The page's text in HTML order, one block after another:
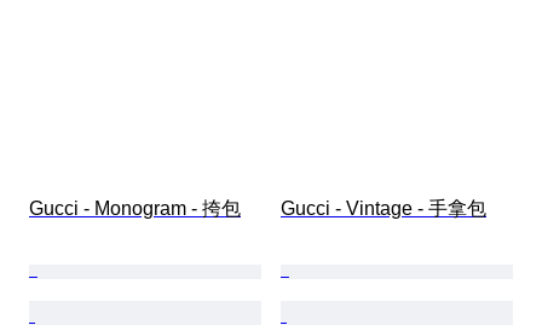
Gucci - Monogram - 挎包 Gucci - Vintage - 手拿包